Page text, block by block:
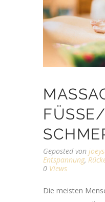
FÜSSE/
Geposted von
Entspannung,
0 Views
Die meisten